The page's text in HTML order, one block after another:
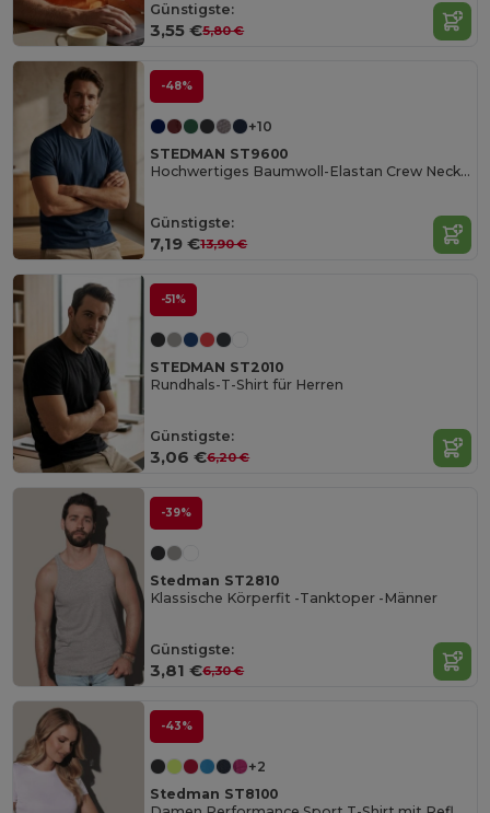
Günstigste:
3,55 €5,80 €
-48%
+10
STEDMAN ST9600
Hochwertiges Baumwoll-Elastan Crew Neck Shirt
Günstigste:
7,19 €13,90 €
-51%
STEDMAN ST2010
Rundhals-T-Shirt für Herren
Günstigste:
3,06 €6,20 €
-39%
Stedman ST2810
Klassische Körperfit -Tanktoper -Männer
Günstigste:
3,81 €6,30 €
-43%
+2
Stedman ST8100